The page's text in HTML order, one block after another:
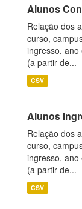
Alunos
Relação dos
curso,
ingresso,
(a partir de...
CSV
Alunos
Relação dos
curso,
ingresso,
(a partir de...
CSV